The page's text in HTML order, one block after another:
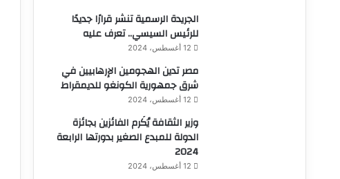
الجريدة الرسمية تنشر قرارًا جديدًا
للرئيس السيسي.. تعرف عليه
12 أغسطس، 2024
مصر تدين الهجومين الإرهابيين في
شرق جمهورية الكونغو للديمقراط
12 أغسطس، 2024
وزير الثقافة يُكَرم الفائزين بجائزة
الدولة للمبدع الصغير بدورتها الرابعة
2024
12 أغسطس، 2024